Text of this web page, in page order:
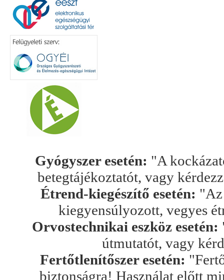
Gyógyszer esetén: "A
betegtájékoztatót, vagy
Étrend-kiegészítő esetén: "Az
kiegyensúlyozott, vegyes
Orvostechnikai eszköz esetén:
útmutatót, vagy
Fertőtlenítőszer esetén:
biztonságra! Használat előtt